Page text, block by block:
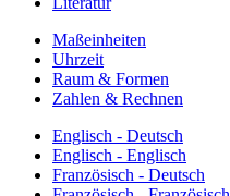
Maßeinheiten
Uhrzeit
Raum & Formen
Zahlen & Rechnen
Englisch - Deutsch
Englisch - Englisch
Französisch - Deutsch